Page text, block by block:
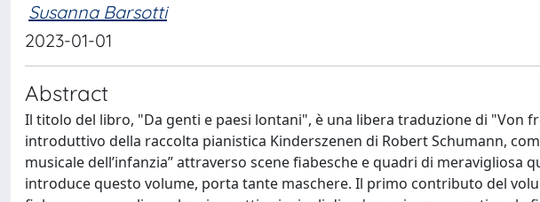
Susanna Barsotti
2023-01-01
Abstract
Il titolo del libro, "Da genti e paesi lontani", è una libera traduzione di "Von
introduttivo della raccolta pianistica Kinderszenen di Robert Schumann,
musicale dell’infanzia” attraverso scene fiabesche e quadri di meravigliosa
introduce questo volume, porta tante maschere. Il primo contributo del